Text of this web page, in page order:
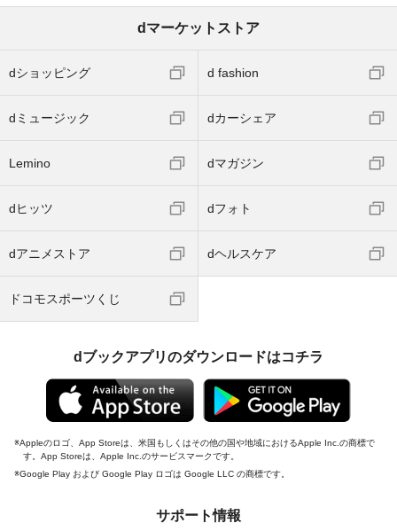
dマーケットストア
dショッピング d fashion
dミュージック dカーシェア
Lemino dマガジン
dヒッツ dフォト
dアニメストア dヘルスケア
ドコモスポーツくじ
dブックアプリのダウンロードはコチラ
Appleのロゴ、App Storeは、米国もしくはその他の国や地域におけるApple Inc.の商標で
す。App Storeは、Apple Inc.のサービスマークです。
Google Play および Google Play ロゴは Google LLC の商標です。
サポート情報